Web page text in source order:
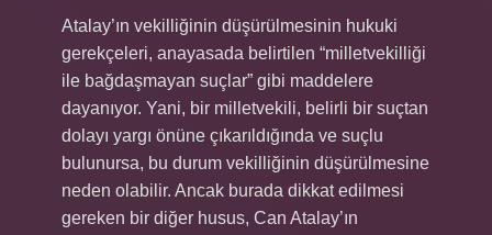
Atalay’ın vekilliğinin düşürülmesinin hukuki
gerekçeleri, anayasada belirtilen “milletvekilliği
ile bağdaşmayan suçlar” gibi maddelere
dayanıyor. Yani, bir milletvekili, belirli bir suçtan
dolayı yargı önüne çıkarıldığında ve suçlu
bulunursa, bu durum vekilliğinin düşürülmesine
neden olabilir. Ancak burada dikkat edilmesi
gereken bir diğer husus, Can Atalay’ın